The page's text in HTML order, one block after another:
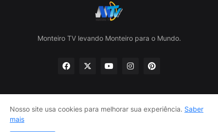
Monteiro TV levando Monteiro para o Mundo.
Home Sobre nós
política de Privacidade
Nosso site usa cookies para melhorar sua experiência. Saber
mais